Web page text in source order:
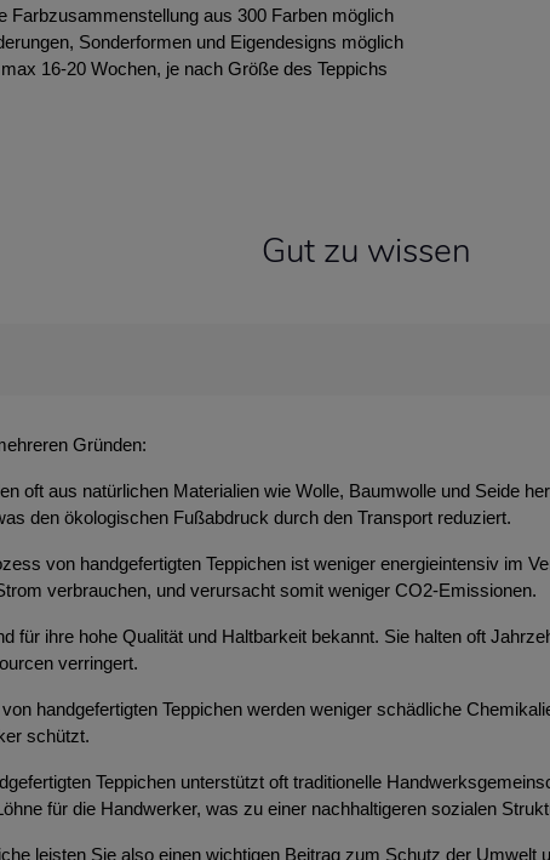
Farbzusammenstellung aus 300 Farben möglich
Sonderformen und Eigendesigns möglich
16-20 Wochen, je nach Größe des Teppichs
Gut zu wissen
Gründen:
oft aus natürlichen Materialien wie Wolle, Baumwolle und Seide
den ökologischen Fußabdruck durch den Transport reduziert.
von handgefertigten Teppichen ist weniger energieintensiv im
verbrauchen, und verursacht somit weniger CO2-Emissionen.
für ihre hohe Qualität und Haltbarkeit bekannt. Sie halten oft
verringert.
handgefertigten Teppichen werden weniger schädliche
schützt.
Teppichen unterstützt oft traditionelle
für die Handwerker, was zu einer nachhaltigeren sozialen
leisten Sie also einen wichtigen Beitrag zum Schutz der Umwelt